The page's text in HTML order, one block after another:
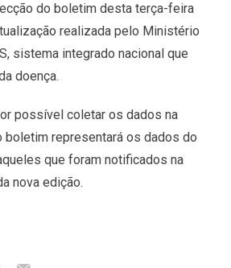
do boletim desta terça-feira
realizada pelo Ministério
sistema integrado nacional que
doença.
possível coletar os dados na
boletim representará os dados do
que foram notificados na
nova edição.